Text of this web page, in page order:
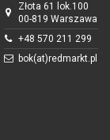
Złota 61 lok.100
00-819 Warszawa
+48 570 211 299
bok(at)redmarkt.pl